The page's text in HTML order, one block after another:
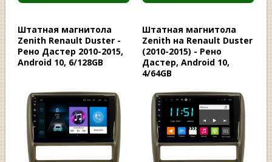
Штатная магнитола
Zenith Renault Duster -
Рено Дастер 2010-2015,
Android 10, 6/128GB
Штатная магнитола
Zenith на Renault Duster
(2010-2015) - Рено
Дастер, Android 10,
4/64GB